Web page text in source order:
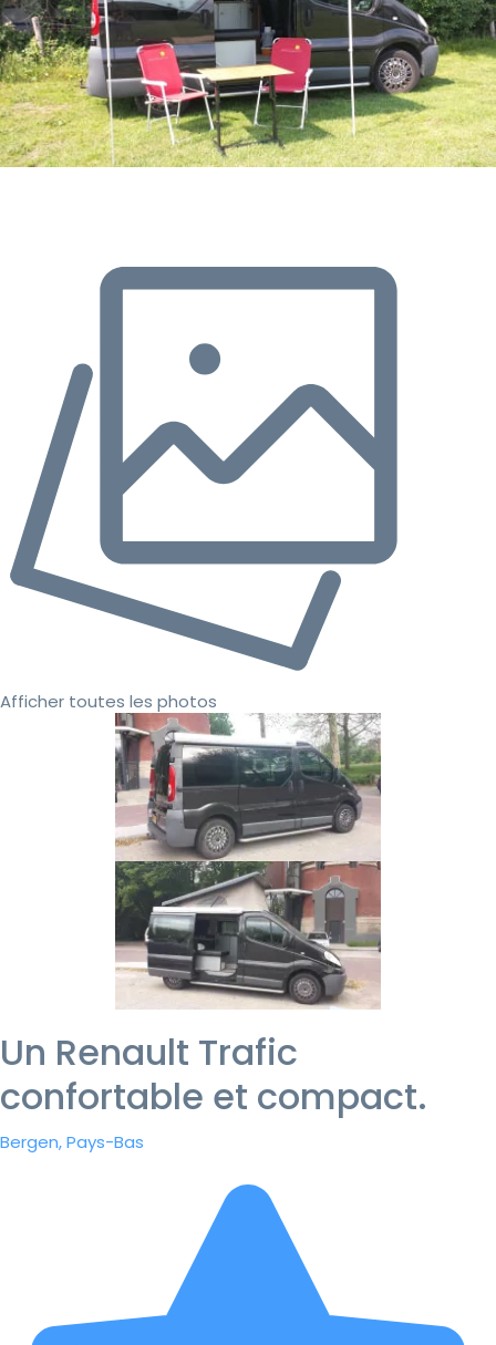
Afficher toutes les photos
Un Renault Trafic
confortable et compact.
Bergen, Pays-Bas